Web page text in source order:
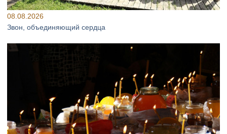
08.08.2026
Звон, объединяющий сердца